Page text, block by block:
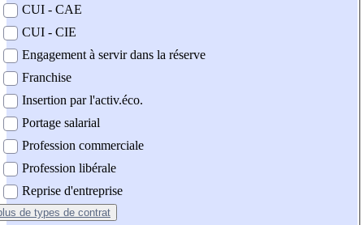
CUI - CAE
CUI - CIE
Engagement à servir dans la réserve
Franchise
Insertion par l'activ.éco.
Portage salarial
Profession commerciale
Profession libérale
Reprise d'entreprise
de types de contrat